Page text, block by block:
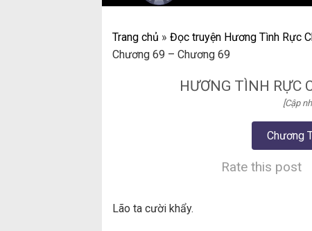
Trang chủ » Đọc truyện Hương Tình Rực
Chương 69 – Chương 69
HƯƠNG TÌNH RỰC
[Cập
Chương
Rate this post
Lão ta cười khẩy.